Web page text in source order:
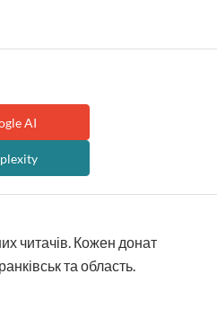
AI
читачів. Кожен донат
та область.